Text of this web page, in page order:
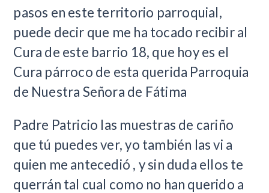
pasos en este territorio parroquial,
puede decir que me ha tocado recibir al
Cura de este barrio 18, que hoy es el
Cura párroco de esta querida Parroquia
de Nuestra Señora de Fátima
Padre Patricio las muestras de cariño
que tú puedes ver, yo también las vi a
quien me antecedió , y sin duda ellos te
querrán tal cual como no han querido a